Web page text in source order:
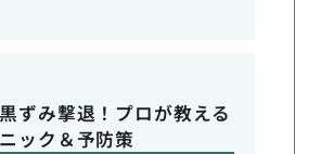
ずみ撃退！プロが教える
ック＆予防策